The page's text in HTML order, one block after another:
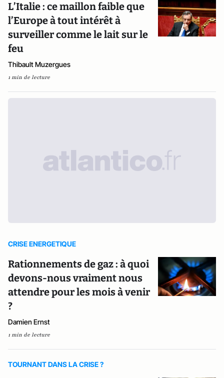
L’Italie : ce maillon faible que
l’Europe à tout intérêt à
surveiller comme le lait sur le
feu
Thibault Muzergues
1 min de lecture
CRISE ENERGETIQUE
Rationnements de gaz : à quoi
devons-nous vraiment nous
attendre pour les mois à venir
?
Damien Ernst
1 min de lecture
TOURNANT DANS LA CRISE ?